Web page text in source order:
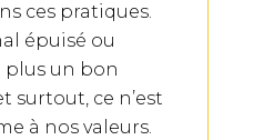
ces pratiques.
épuisé ou
plus un bon
surtout, ce n’est
à nos valeurs.